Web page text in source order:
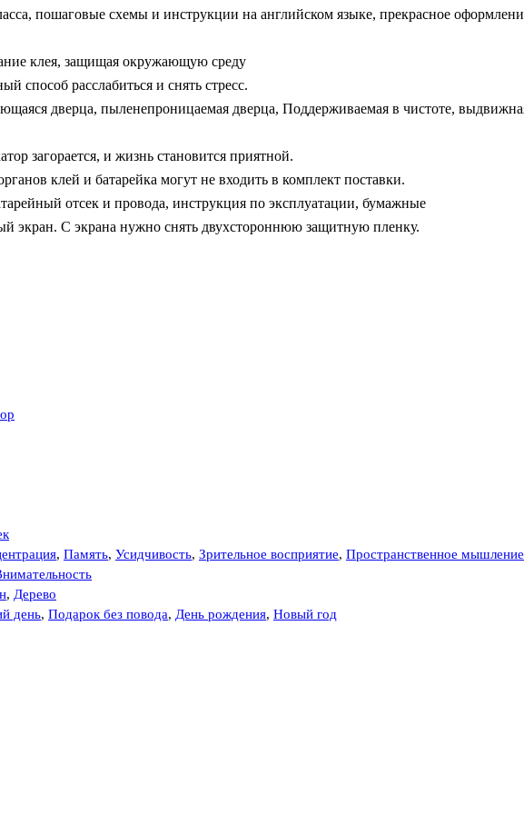
пошаговые схемы и инструкции на английском языке, прекрасное
клея, защищая окружающую среду
способ расслабиться и снять стресс.
дверца, пыленепроницаемая дверца, Поддерживаемая в чистоте,
загорается, и жизнь становится приятной.
клей и батарейка могут не входить в комплект поставки.
отсек и провода, инструкция по эксплуатации, бумажные
экран. С экрана нужно снять двухстороннюю защитную пленку.
, Память, Усидчивость, Зрительное восприятие, Пространственное мышление
, Дерево
день, Подарок без повода, День рождения, Новый год